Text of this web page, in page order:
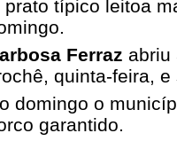
prato típico leitoa
Ferraz abriu
quinta-feira,
domingo o
garantido.